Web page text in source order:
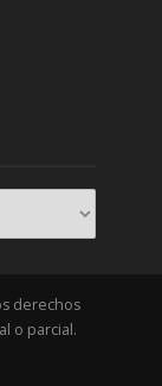
derechos
o parcial.